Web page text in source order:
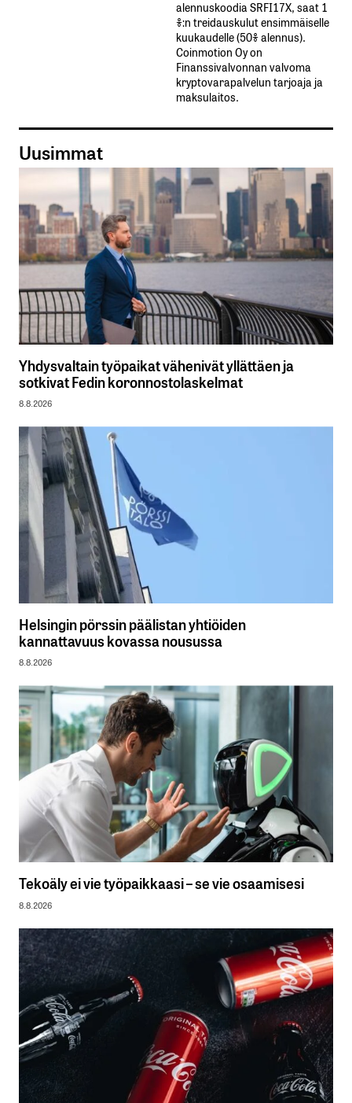
alennuskoodia​ ​SRFI17X,​ ​saat​ ​1
%:n treidauskulut​ ​ensimmäiselle​ ​
kuukaudelle​ ​(50%​ ​alennus).
Coinmotion Oy on
Finanssivalvonnan valvoma
kryptovarapalvelun tarjoaja ja
maksulaitos.
Uusimmat
Yhdysvaltain työpaikat vähenivät yllättäen ja
sotkivat Fedin koronnostolaskelmat
8.8.2026
Helsingin pörssin päälistan yhtiöiden
kannattavuus kovassa nousussa
8.8.2026
Tekoäly ei vie työpaikkaasi – se vie osaamisesi
8.8.2026